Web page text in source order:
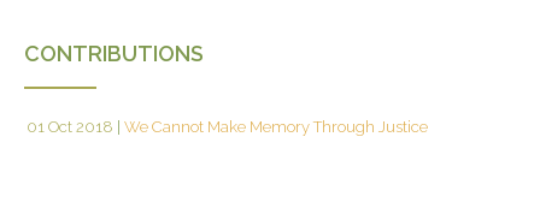
CONTRIBUTIONS
01 Oct 2018 We Cannot Make Memory Through Justice